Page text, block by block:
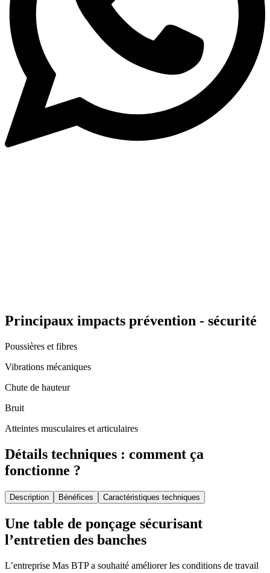
Principaux impacts prévention - sécurité
Poussières et fibres
Vibrations mécaniques
Chute de hauteur
Bruit
Atteintes musculaires et articulaires
Détails techniques : comment ça
fonctionne ?
Description Bénéfices Caractéristiques techniques
Une table de ponçage sécurisant
l’entretien des banches
L’entreprise Mas BTP a souhaité améliorer les conditions de travail